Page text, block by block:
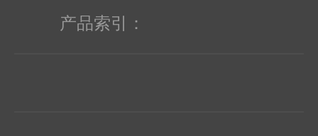
产品索引：